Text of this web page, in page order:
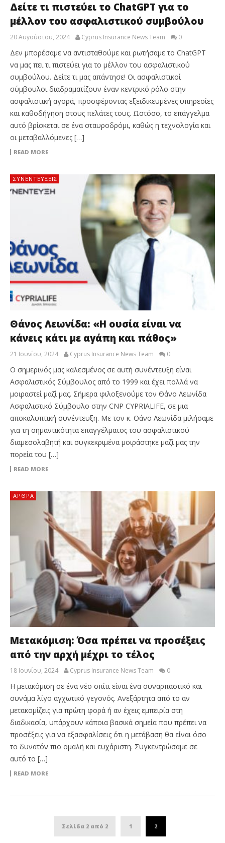
Δείτε τι πιστεύει το ChatGPT για το
μέλλον του ασφαλιστικού συμβούλου
20 Αυγούστου, 2024 Cyprus Insurance News Team 0
Δεν μπορέσαμε να αντισταθούμε και ρωτήσαμε το ChatGPT
να μας πει τι πιστεύει για το μέλλον του ασφαλιστικού
συμβούλου. Δείτε τι μας απάντησε! Οι ασφαλιστικοί
σύμβουλοι διαδραματίζουν έναν κεντρικό ρόλο στην
ασφαλιστική αγορά, προσφέροντας εξειδικευμένες υπηρεσίες
και καθοδήγηση στους πελάτες τους. Ωστόσο, το επάγγελμα
αυτό βρίσκεται σε ένα σταυροδρόμι, καθώς η τεχνολογία και
οι μεταβαλλόμενες […]
READ MORE
ΣΥΝΕΝΤΕΎΞΕΙΣ
Θάνος Λεωνίδα: «Η ουσία είναι να
κάνεις κάτι με αγάπη και πάθος»
21 Ιουνίου, 2024 Cyprus Insurance News Team 0
Ο σημερινός μας καλεσμένος σε αυτή συνέντευξη είναι
Ασφαλιστικός Σύμβουλος από το 1999 και έχει πολλά να
μοιραστεί μαζί μας. Σήμερα φιλοξενούμε τον Θάνο Λεωνίδα
Ασφαλιστικό Σύμβουλο στην CNP CYPRIALIFE, σε μια
αποκαλυπτική συνέντευξη. Με τον κ. Θάνο Λεωνίδα μιλήσαμε
για τη σημαντικότητα επαγγέλματος του ασφαλιστικού
διαμεσολαβητή και συγκεκριμένα μοιράστηκε μαζί μας την
πορεία του […]
READ MORE
ΆΡΘΡΑ
Μετακόμιση: Όσα πρέπει να προσέξεις
από την αρχή μέχρι το τέλος
18 Ιουνίου, 2024 Cyprus Insurance News Team 0
Η μετακόμιση σε ένα νέο σπίτι είναι ένα συναρπαστικό και
συνάμα λίγο αγχωτικό γεγονός. Ανεξάρτητα από το αν
μετακομίζεις για πρώτη φορά ή αν έχεις εμπειρία στη
διαδικασία, υπάρχουν κάποια βασικά σημεία που πρέπει να
προσέξεις για να εξασφαλίσεις ότι η μετάβαση θα είναι όσο
το δυνατόν πιο ομαλή και ευχάριστη. Συγκεντρώσαμε σε
αυτό το […]
READ MORE
Σελίδα 2 από 2 1 2